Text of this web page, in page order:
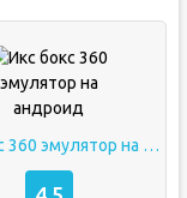
Икс бокс 360 эмулятор на андроид